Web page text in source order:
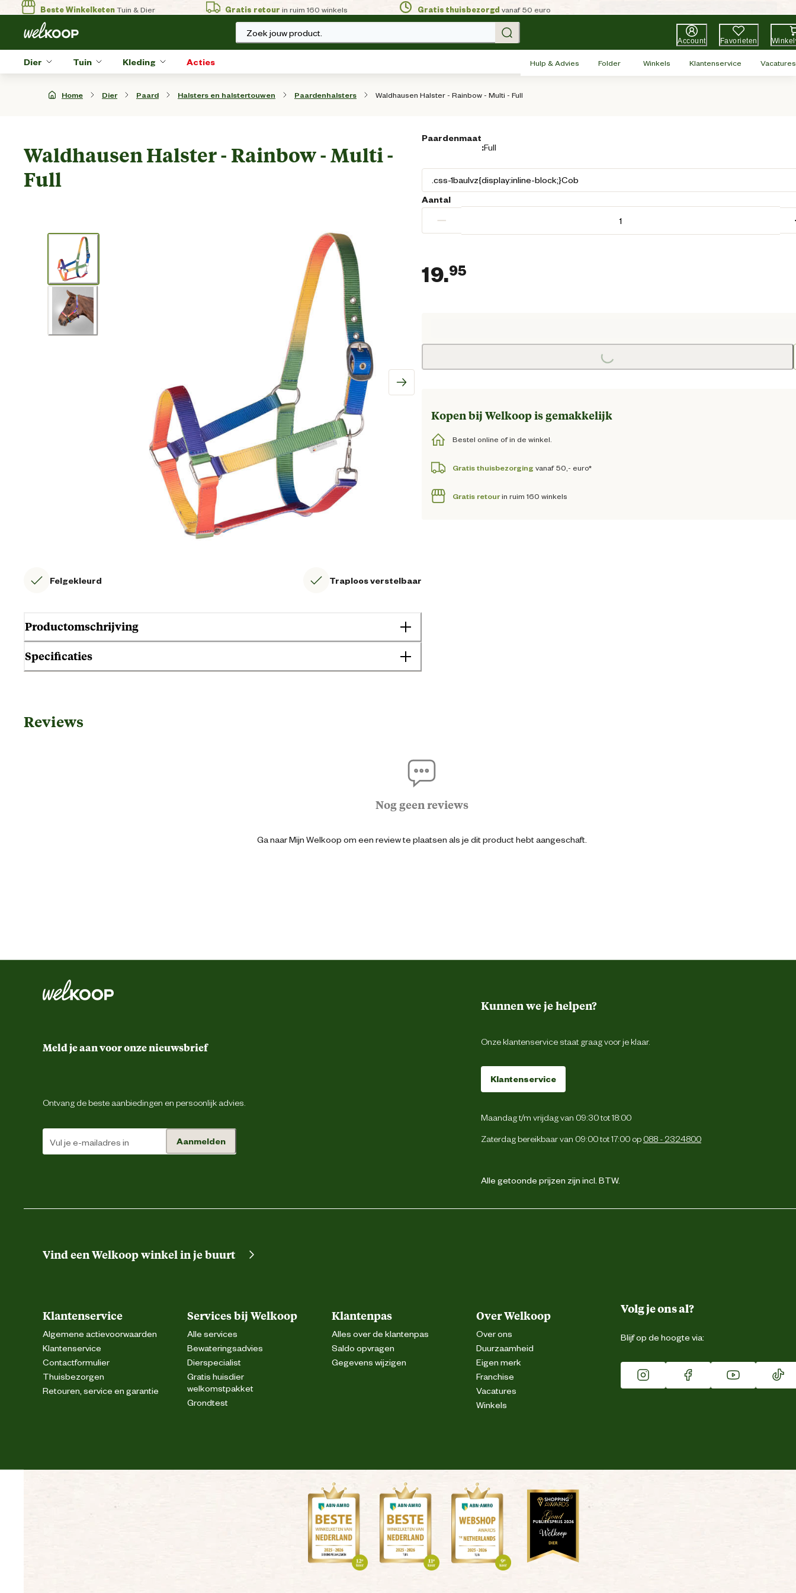
Beste WinkelketenTuin & Dier Gratis retour in ruim 160 winkels Gratis thuisbezorgd vanaf 50 euro
Zoek jouw product.
Account Favorieten
Dier Tuin Kleding Acties Hulp & Advies Folder Winkels Klantenservice Vacatures
Home Dier Paard Halsters en halstertouwen Paardenhalsters Waldhausen Halster - Rainbow - Multi - Full
Waldhausen Halster - Rainbow - Multi -
Full
Felgekleurd Traploos verstelbaar
Productomschrijving
Specificaties
Ean
Paardenmaat
:Full
Aantal
−
19.95
Loading...
Kopen bij Welkoop is gemakkelijk
Bestel online of in de winkel.
Gratis thuisbezorging vanaf 50,- euro*
Gratis retourin ruim 160 winkels
Reviews
Nog geen reviews
Ga naar Mijn Welkoop om een review te plaatsen als je dit product hebt aangeschaft.
Meld je aan voor onze nieuwsbrief
Ontvang de beste aanbiedingen en persoonlijk advies.
Aanmelden
Kunnen we je helpen?
Onze klantenservice staat graag voor je klaar.
Klantenservice
Maandag t/m vrijdag van 09:30 tot 18:00
Zaterdag bereikbaar van 09:00 tot 17:00 op 088 - 2324800
Alle getoonde prijzen zijn incl. BTW.
Vind een Welkoop winkel in je buurt
Klantenservice
Algemene actievoorwaarden
Klantenservice
Contactformulier
Thuisbezorgen
Retouren, service en garantie
Services bij Welkoop
Alle services
Bewateringsadvies
Dierspecialist
Gratis huisdier
welkomstpakket
Grondtest
Klantenpas
Alles over de klantenpas
Saldo opvragen
Gegevens wijzigen
Over Welkoop
Over ons
Duurzaamheid
Eigen merk
Franchise
Vacatures
Winkels
Volg je ons al?
Blijf op de hoogte via: